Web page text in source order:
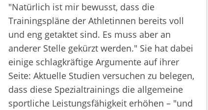
"Natürlich ist mir bewusst, dass die
Trainingspläne der Athletinnen bereits voll
und eng getaktet sind. Es muss aber an
anderer Stelle gekürzt werden." Sie hat dabei
einige schlagkräftige Argumente auf ihrer
Seite: Aktuelle Studien versuchen zu belegen,
dass diese Spezialtrainings die allgemeine
sportliche Leistungsfähigkeit erhöhen – "und